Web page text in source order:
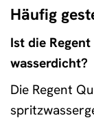
Häufig
Ist die
wasserdicht?
Die Regent